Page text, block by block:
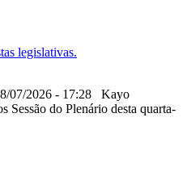
07/2026 - 17:28 Kayo
Sessão do Plenário desta quarta-